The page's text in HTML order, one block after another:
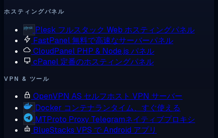
ホスティングパネル
Plesk フルスタック Web ホスティングパネル
FastPanel無料で高速なサーバーパネル
CloudPanel PHP & Node.js パネル
cPanel 定番のホスティングパネル
VPN & ツール
OpenVPN AS セルフホスト VPN サーバー
Docker コンテナランタイム、すぐ使える
MTProto Proxy Telegramネイティブプロキシ
BlueStacks VPS で Android アプリ